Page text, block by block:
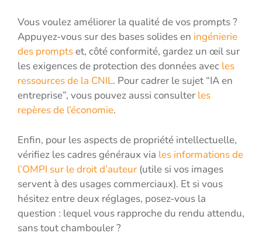
Vous voulez améliorer la qualité de vos prompts ?
Appuyez-vous sur des bases solides en ingénierie
des promptset, côté conformité, gardez un œil sur
les exigences de protection des données avec les
ressources de la CNIL. Pour cadrer le sujet “IA en
entreprise”, vous pouvez aussi consulter les
repères de l’économie.
Enfin, pour les aspects de propriété intellectuelle,
vérifiez les cadres généraux via les informations de
l’OMPI sur le droit d’auteur (utile si vos images
servent à des usages commerciaux). Et si vous
hésitez entre deux réglages, posez-vous la
question : lequel vous rapproche du rendu attendu,
sans tout chambouler ?